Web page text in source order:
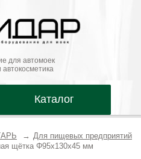
для автомоек
Каталог
Для пищевых предприятий
щётка Φ95x130x45 мм